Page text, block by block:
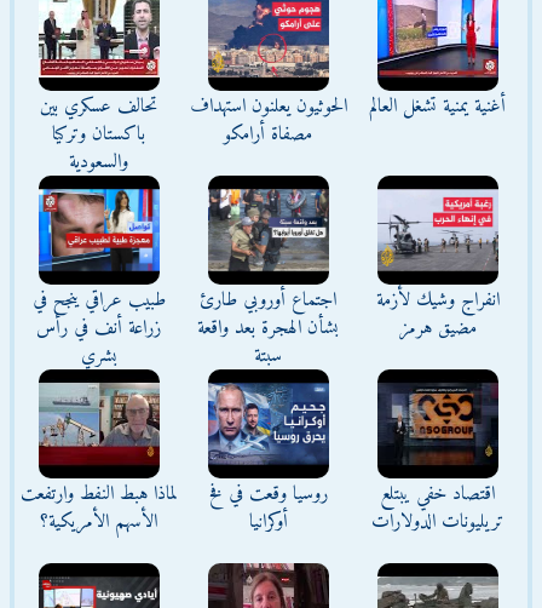
أغنية يمنية تشغل العالم
الحوثيون يعلنون استهداف
مصفاة أرامكو
تحالف عسكري بين
باكستان وتركيا
والسعودية
انفراج وشيك لأزمة
مضيق هرمز
اجتماع أوروبي طارئ
بشأن الهجرة بعد واقعة
سبتة
طبيب عراقي ينجح في
زراعة أنف في رأس
بشري
اقتصاد خفي يبتلع
تريليونات الدولارات
روسيا وقعت في فخ
أوكرانيا
لماذا هبط النفط وارتفعت
الأسهم الأمريكية؟